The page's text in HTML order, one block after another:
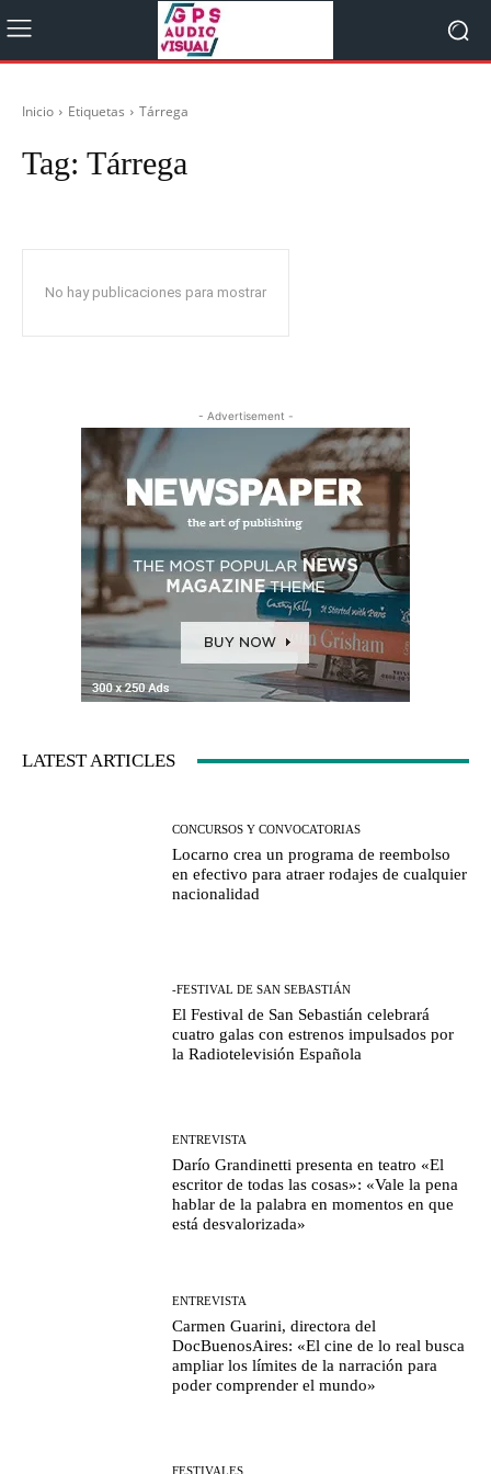
Inicio Etiquetas Tárrega
Tag: Tárrega
No hay publicaciones para mostrar
- Advertisement -
LATEST ARTICLES
CONCURSOS Y CONVOCATORIAS
Locarno crea un programa de reembolso
en efectivo para atraer rodajes de cualquier
nacionalidad
-FESTIVAL DE SAN SEBASTIÁN
El Festival de San Sebastián celebrará
cuatro galas con estrenos impulsados por
la Radiotelevisión Española
ENTREVISTA
Darío Grandinetti presenta en teatro «El
escritor de todas las cosas»: «Vale la pena
hablar de la palabra en momentos en que
está desvalorizada»
ENTREVISTA
Carmen Guarini, directora del
DocBuenosAires: «El cine de lo real busca
ampliar los límites de la narración para
poder comprender el mundo»
FESTIVALES